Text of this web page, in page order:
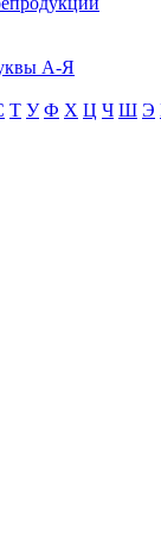
А-Я
Т У Ф Х Ц Ч Ш Э